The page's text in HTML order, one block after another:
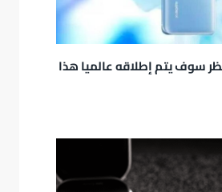
سوف يتم إطلاقه عالميا هذا